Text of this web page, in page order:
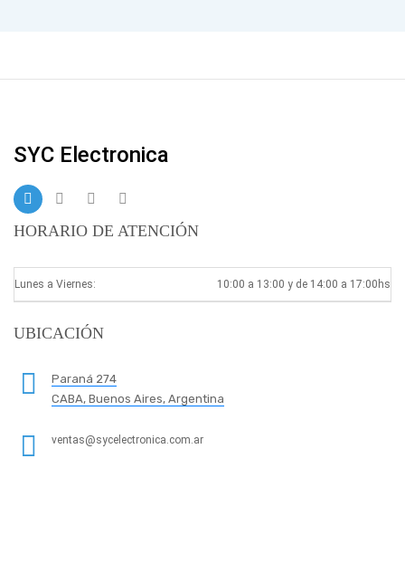
SYC Electronica
HORARIO DE ATENCIÓN
Lunes a Viernes: 10:00 a 13:00 y de 14:00 a 17:00hs
UBICACIÓN
Paraná 274
CABA, Buenos Aires, Argentina
ventas@sycelectronica.com.ar